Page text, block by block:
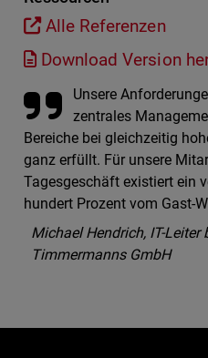
Alle Referenzen
Download Version
Unsere
zentrales
Bereiche bei gleichzeitig
ganz erfüllt. Für unsere
Tagesgeschäft existiert ein
hundert Prozent vom Gast-
Michael Hendrich, IT-Leiter
Timmermanns GmbH